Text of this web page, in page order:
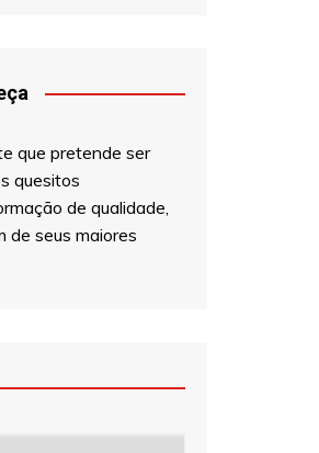
que pretende ser
quesitos
de qualidade,
de seus maiores